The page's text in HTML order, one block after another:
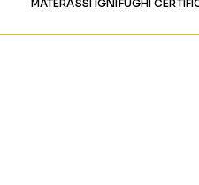
MATERASSI IGNIFUGHI